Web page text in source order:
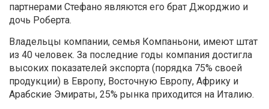
партнерами Стефано являются его брат Джорджио и
дочь Роберта.
Владельцы компании, семья Компаньони, имеют штат
из 40 человек. За последние годы компания достигла
высоких показателей экспорта (порядка 75% своей
продукции) в Европу, Восточную Европу, Африку и
Арабские Эмираты, 25% рынка приходится на Италию.